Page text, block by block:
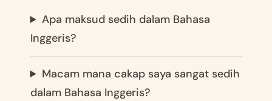
Apa maksud sedih dalam Bahasa
Inggeris?
Macam mana cakap saya sangat sedih
dalam Bahasa Inggeris?